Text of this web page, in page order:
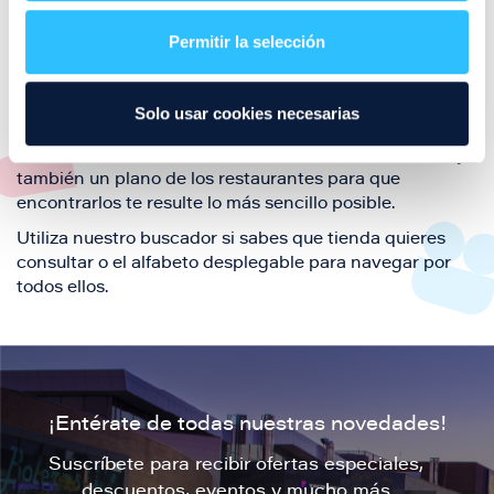
Permitir la selección
Solo usar cookies necesarias
también de nuestra oferta de ocio y shopping durante
tu visita.
El este directorio de restaurantes de Puerto Venecia
también un plano de los restaurantes para que
encontrarlos te resulte lo más sencillo posible.
Utiliza nuestro buscador si sabes que tienda quieres
consultar o el alfabeto desplegable para navegar por
todos ellos.
¡Entérate de todas nuestras novedades!
Suscríbete para recibir ofertas especiales,